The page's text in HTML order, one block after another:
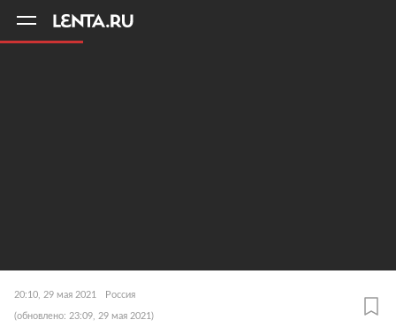
20:10, 29 мая 2021 Россия
(обновлено: 23:09, 29 мая 2021)